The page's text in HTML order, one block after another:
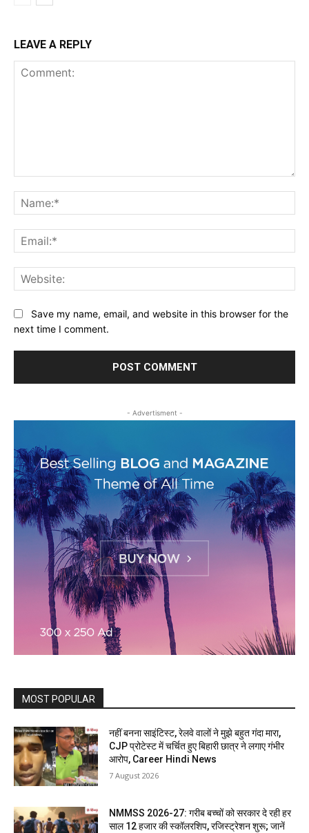
LEAVE A REPLY
Save my name, email, and website in this browser for the
next time I comment.
- Advertisment -
MOST POPULAR
नहीं बनना साइंटिस्ट, रेलवे वालों ने मुझे बहुत गंदा मारा,
CJP प्रोटेस्ट में चर्चित हुए बिहारी छात्र ने लगाए गंभीर
आरोप, Career Hindi News
7 August 2026
NMMSS 2026-27: गरीब बच्चों को सरकार दे रही हर
साल 12 हजार की स्कॉलरशिप, रजिस्ट्रेशन शुरू; जानें